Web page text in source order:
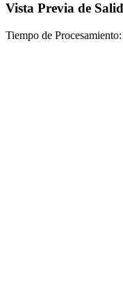
Vista Previa de
Tiempo de Procesamiento: